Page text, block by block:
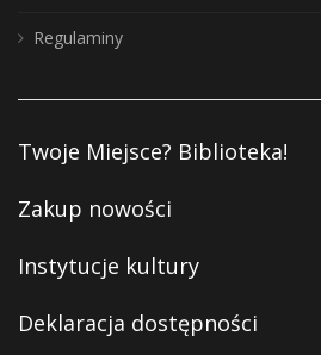
Regulaminy
Twoje Miejsce? Biblioteka!
Zakup nowości
Instytucje kultury
Deklaracja dostępności